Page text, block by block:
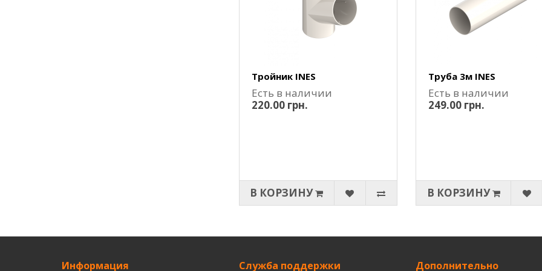
Тройник INES
Есть в наличии
220.00 грн.
В КОРЗИНУ
Труба 3м INES
Есть в наличии
249.00 грн.
В КОРЗИНУ
Информация Служба поддержки Дополнительно